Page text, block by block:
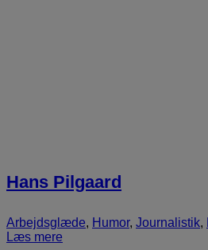
Hans Pilgaard
Arbejdsglæde, Humor, Journalistik,
Læs mere